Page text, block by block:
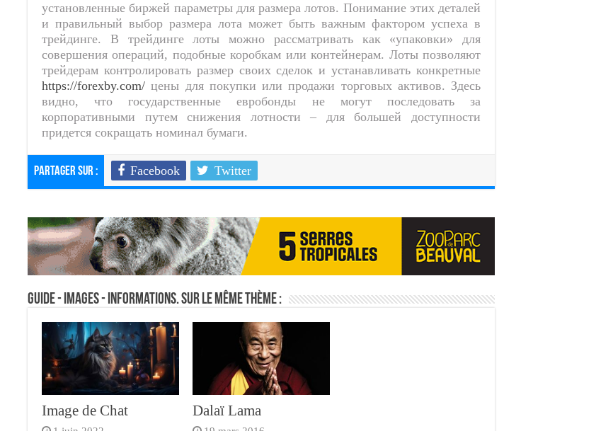
установленные биржей параметры для размера лотов. Понимание этих деталей
и правильный выбор размера лота может быть важным фактором успеха в
трейдинге. В трейдинге лоты можно рассматривать как «упаковки» для
совершения операций, подобные коробкам или контейнерам. Лоты позволяют
трейдерам контролировать размер своих сделок и устанавливать конкретные
https://forexby.com/ цены для покупки или продажи торговых активов. Здесь
видно, что государственные евробонды не могут последовать за
корпоративными путем снижения лотности – для большей доступности
придется сокращать номинал бумаги.
Partager sur : Facebook Twitter
Guide - Images - Informations. Sur le même thème :
Image de Chat Dalaï Lama